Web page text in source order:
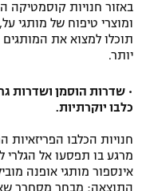
באזור חנויות קוסמטיקה
ומוצרי טיפוח של מותגי
תוכלו למצוא את המותגים
יותר.
• שדרות הוסמן ושדרות
כלבו יוקרתיות.
חנויות הכלבו
מרגע בו תפסעו אל הגלרי
אינספור מותגי אופנה
התוצאה: מבחר מסחרר